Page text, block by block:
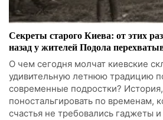
Секреты старого Киева: от этих
назад у жителей Подола
О чем сегодня молчат киевские
удивительную летнюю традицию
современные подростки? История,
поностальгировать по временам,
счастья не требовались гаджеты и